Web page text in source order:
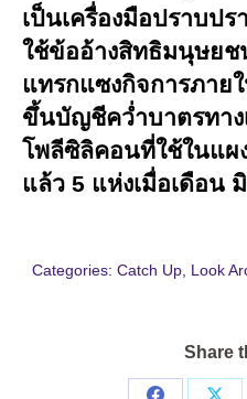
เป็นเครื่องมือปราบป
ใช้ข้ออ้างสิทธิมนุษยช
แทรกแซงกิจการภา
ขึ้นบัญชีคว่ำบาตรทา
โพลีซิลิคอนที่ใช้ในแผ
แล้ว 5 แห่งเมื่อเดือน
Categories: Catch Up Look
Share